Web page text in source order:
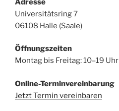
Adresse
Universitätsring 7
06108 Halle (Saale)
Öffnungszeiten
Montag bis Freitag: 10–19 Uhr
Online-Terminvereinbarung
Jetzt Termin vereinbaren